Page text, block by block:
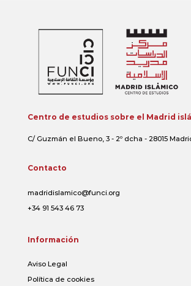
Centro de estudios sobre el Madrid
C/ Guzmán el Bueno, 3 - 2º dcha - 28015
Contacto
madridislamico@funci.org
+34 91 543 46 73
Información
Aviso Legal
Política de cookies